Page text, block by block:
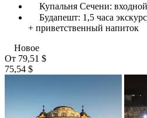
Купальня Сечени:
Будапешт: 1,5 часа
+ приветственный напиток
Новое
От 79,51 $
75,54 $